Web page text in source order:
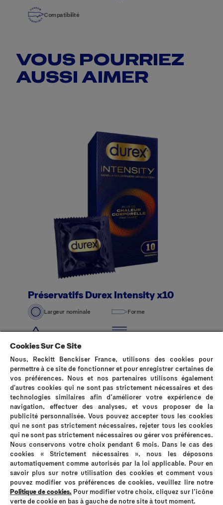
Compatibilité
VOUS POURRIEZ
AUSSI AIMER
Préservatifs Durex Intensity x10
Largeur nominale Forme
Pourquoi choisir Durex ?Nous contacter
Politique de confidentialité Politique sur les cookies
L'histoire de DurexQuestions fréquentes (FAQ)
Mentions légalesPlan du site
Cookies Sur Ce Site
Nous, Reckitt Benckiser France, utilisons des cookies pour
permettre à ce site de fonctionner et pour enregistrer certaines de
vos préférences. Nous et nos partenaires utilisons également
d'autres cookies qui ne sont pas strictement nécessaires et des
technologies similaires afin d’améliorer votre expérience de
navigation, effectuer des analyses, et vous proposer de la
publicité personnalisée. Vous pouvez accepter tous les cookies
qui ne sont pas strictement nécessaires, rejeter tous les cookies
qui ne sont pas strictement nécessaires ou gérer vos préférences.
Nous conservons votre choix pendant 6 mois. Dans le cas des
cookies « Strictement nécessaires », nous les déposons
automatiquement comme autorisés par la loi applicable. Pour en
savoir plus sur notre utilisation des cookies et comment vous
pouvez modifier vos préférences de cookies, veuillez lire notre
Politique de cookies. Pour modifier votre choix, cliquez sur l’icône
verte de cookie en bas à gauche de notre site à tout moment.